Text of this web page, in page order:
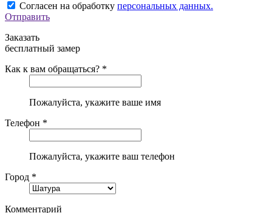
Согласен на обработку персональных данных.
Отправить
Заказать
бесплатный замер
Как к вам обращаться? *
Пожалуйста, укажите ваше имя
Телефон *
Пожалуйста, укажите ваш телефон
Город *
Комментарий